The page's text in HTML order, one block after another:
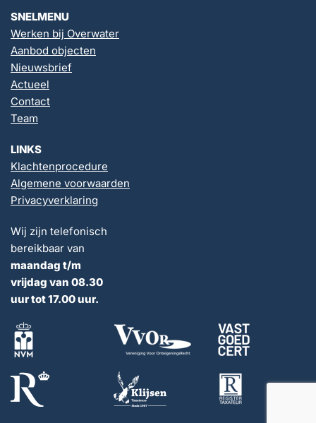
SNELMENU
Werken bij Overwater
Aanbod objecten
Nieuwsbrief
Actueel
Contact
Team
LINKS
Klachtenprocedure
Algemene voorwaarden
Privacyverklaring
Wij zijn telefonisch
bereikbaar van
maandag t/m
vrijdag van 08.30
uur tot 17.00 uur.